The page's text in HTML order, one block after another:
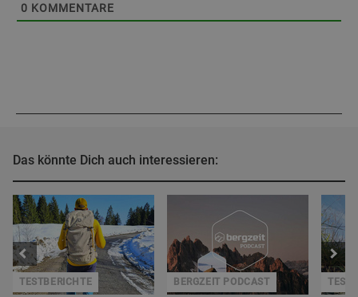
0 KOMMENTARE
Das könnte Dich auch interessieren:
TESTBERICHTE BERGZEIT PODCAST